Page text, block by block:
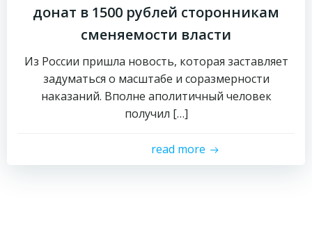
донат в 1500 рублей сторонникам
сменяемости власти
Из России пришла новость, которая заставляет
задуматься о масштабе и соразмерности
наказаний. Вполне аполитичный человек
получил […]
read more